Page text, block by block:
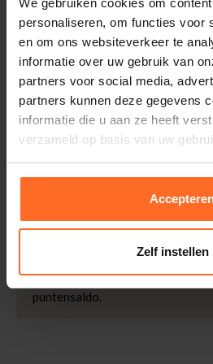
We gebruiken cookies om
personaliseren, om functies voor
en om ons websiteverkeer te
informatie over uw gebruik van
partners voor social media,
partners kunnen deze gegevens
informatie die u aan ze heeft
verzameld op basis van uw
Zelf instellen
Doelgroep
Mouwlengte
Wassen
Pasvorm
Kwaliteit
thuisgeleverd met DHL.
Retourneren
Binnen 30 dagen eenvoudig
slechts € 4,95 of op eigen kosten
Bomont winkels kunt u ook
Betalen
iDeal, Riverty (Afterpay),
in de vorm van een
bekijk evt. openstaande
puntensaldo.